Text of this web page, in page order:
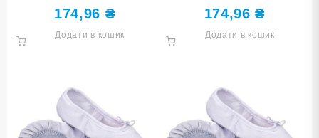
спортивні білі 24 розмір
174,96 ₴
Додати в кошик
спортивні білі 26 розмір
174,96₴
Додати в кошик